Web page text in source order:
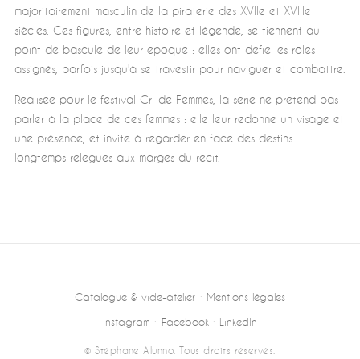
majoritairement masculin de la piraterie des XVIIe et XVIIIe
siècles. Ces figures, entre histoire et légende, se tiennent au
point de bascule de leur époque : elles ont défié les rôles
assignés, parfois jusqu'à se travestir pour naviguer et combattre.
Réalisée pour le festival Cri de Femmes, la série ne prétend pas
parler à la place de ces femmes : elle leur redonne un visage et
une présence, et invite à regarder en face des destins
longtemps relégués aux marges du récit.
Catalogue & vide-atelier · Mentions légales
Instagram · Facebook · LinkedIn
© Stéphane Alunno. Tous droits réservés.